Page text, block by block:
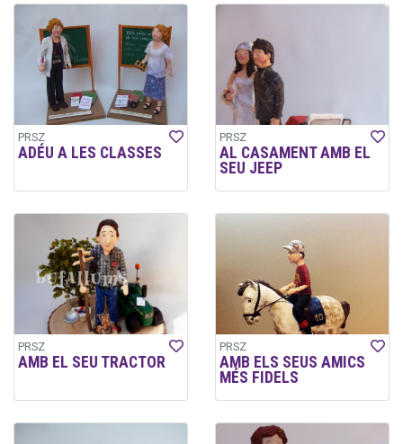
PRSZ
ADÉU A LES CLASSES
PRSZ
AL CASAMENT AMB EL
SEU JEEP
PRSZ
AMB EL SEU TRACTOR
PRSZ
AMB ELS SEUS AMICS
MÉS FIDELS